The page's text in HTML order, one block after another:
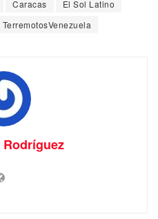
Caracas
El Sol Latino
TerremotosVenezuela
Rodríguez